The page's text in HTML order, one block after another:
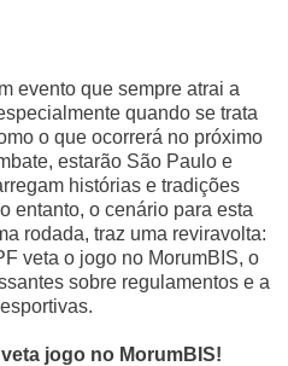
evento que sempre atrai a
quando se trata
o que ocorrerá no próximo
estarão São Paulo e
histórias e tradições
entanto, o cenário para esta
rodada, traz uma reviravolta:
veta o jogo no MorumBIS, o
sobre regulamentos e a
jogo no MorumBIS!